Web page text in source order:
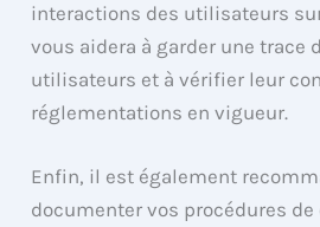
interactions des utilisateurs
vous aidera à garder une trace
utilisateurs et à vérifier leur
réglementations en vigueur.
Enfin, il est également
documenter vos procédures